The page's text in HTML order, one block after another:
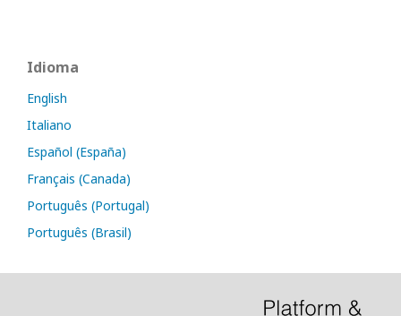
Idioma
English
Italiano
Español (España)
Français (Canada)
Português (Portugal)
Português (Brasil)